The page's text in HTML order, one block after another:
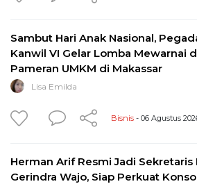
Sambut Hari Anak Nasional,
Kanwil VI Gelar Lomba Mewarnai
Pameran UMKM di Makassar
Lisa Emilda
Bisnis - 06 Agustus
Herman Arif Resmi Jadi Sekretaris
Gerindra Wajo, Siap Perkuat